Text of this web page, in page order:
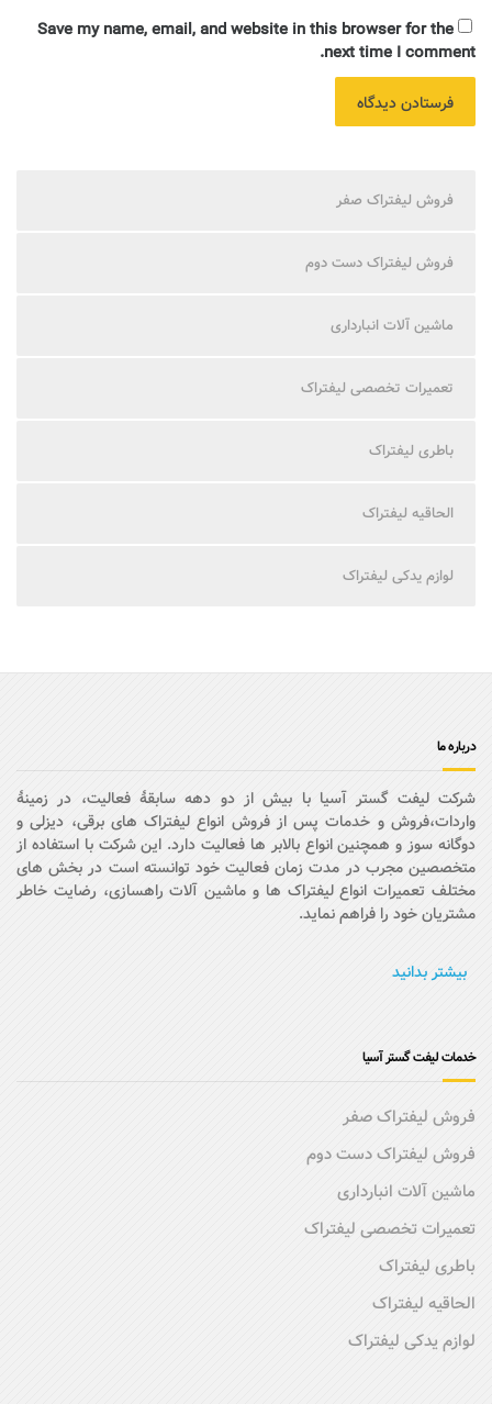
Save my name, email, and website in this browser for the
next time I comment.
فروش لیفتراک صفر
فروش لیفتراک دست دوم
ماشین آلات انبارداری
تعمیرات تخصصی لیفتراک
باطری لیفتراک
الحاقیه لیفتراک
لوازم یدکی لیفتراک
درباره ما
شرکت لیفت گستر آسیا با بیش از دو دهه سابقۀ فعالیت، در زمینۀ
واردات،فروش و خدمات پس از فروش انواع لیفتراک های برقی، دیزلی و
دوگانه سوز و همچنین انواع بالابر ها فعالیت دارد. این شرکت با استفاده از
متخصصین مجرب در مدت زمان فعالیت خود توانسته است در بخش های
مختلف تعمیرات انواع لیفتراک ها و ماشین آلات راهسازی، رضایت خاطر
مشتریان خود را فراهم نماید.
بیشتر بدانید
خدمات لیفت گستر آسیا
فروش لیفتراک صفر
فروش لیفتراک دست دوم
ماشین آلات انبارداری
تعمیرات تخصصی لیفتراک
باطری لیفتراک
الحاقیه لیفتراک
لوازم یدکی لیفتراک